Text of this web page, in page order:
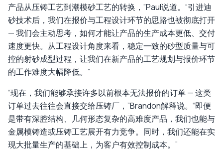
产品从压铸工艺到潮模砂工艺的转换，”Paul说道。“引进迪
砂技术后，我们在报价与工程设计环节的思路也被彻底打开
— 我们会主动思考，如何才能让产品的生产成本更低、交付
速度更快。从工程设计角度来看，稳定一致的砂型质量与可
控的射砂成型过程，让我们在新产品的工艺规划与报价环节
的工作难度大幅降低。”
“现在，我们能够承接许多以前根本无法报价的订单 — 这类
订单过去往往会直接交给压铸厂，”Brandon解释说。“即便
是带有深腔结构、几何形态复杂的高难度产品，我们也能与
金属模铸造或压铸工艺展开有力竞争。同时，我们还能在实
现大批量生产的基础上，为客户有效控制成本。”